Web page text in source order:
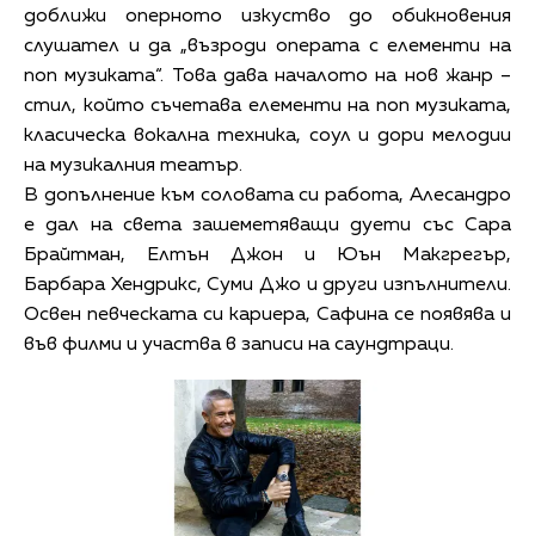
доближи оперното изкуство до обикновения
слушател и да „възроди операта с елементи на
поп музиката“. Това дава началото на нов жанр –
стил, който съчетава елементи на поп музиката,
класическа вокална техника, соул и дори мелодии
на музикалния театър.
В допълнение към соловата си работа, Алесандро
е дал на света зашеметяващи дуети със Сара
Брайтман, Елтън Джон и Юън Макгрегър,
Барбара Хендрикс, Суми Джо и други изпълнители.
Освен певческата си кариера, Сафина се появява и
във филми и участва в записи на саундтраци.